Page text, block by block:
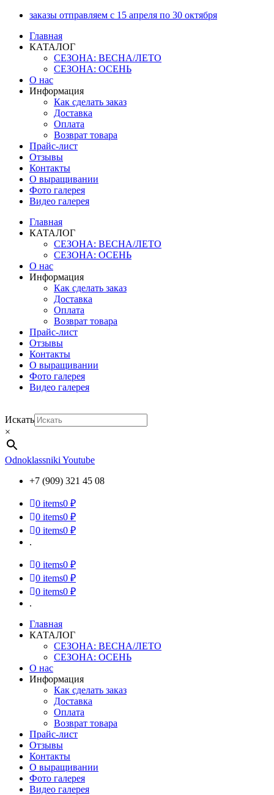
Перейти
содержимому
заказы отправляем с 15 апреля по 30 октября
Главная
КАТАЛОГ
СЕЗОНА: ВЕСНА/ЛЕТО
СЕЗОНА: ОСЕНЬ
О нас
Информация
Как сделать заказ
Доставка
Оплата
Возврат товара
Прайс-лист
Отзывы
Контакты
О выращивании
Фото галерея
Видео галерея
Главная
КАТАЛОГ
СЕЗОНА: ВЕСНА/ЛЕТО
СЕЗОНА: ОСЕНЬ
О нас
Информация
Как сделать заказ
Доставка
Оплата
Возврат товара
Прайс-лист
Отзывы
Контакты
О выращивании
Фото галерея
Видео галерея
Искать
×
Odnoklassniki Youtube
+7 (909) 321 45 08
0 items0 ₽
0 items0 ₽
0 items0 ₽
.
0 items0 ₽
0 items0 ₽
0 items0 ₽
.
Главная
КАТАЛОГ
СЕЗОНА: ВЕСНА/ЛЕТО
СЕЗОНА: ОСЕНЬ
О нас
Информация
Как сделать заказ
Доставка
Оплата
Возврат товара
Прайс-лист
Отзывы
Контакты
О выращивании
Фото галерея
Видео галерея